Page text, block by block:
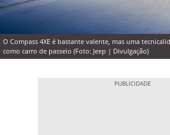
O Compass 4XE é bastante valente, mas uma
como carro de passeio (Foto: Jeep | Divulgação)